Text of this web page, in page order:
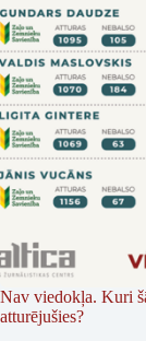
Nav viedokļa. Kuri
atturējušies?